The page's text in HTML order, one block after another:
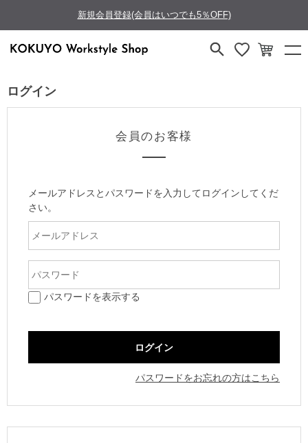
新規会員登録(会員はいつでも5％OFF)
ログイン
会員のお客様
メールアドレスとパスワードを入力してログインしてくだ
さい。
パスワードを表示する
パスワードをお忘れの方はこちら